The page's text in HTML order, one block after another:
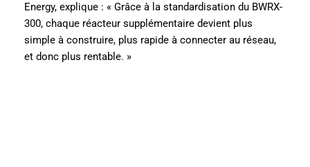
Energy, explique : « Grâce à la standardisation du BWRX-
300, chaque réacteur supplémentaire devient plus
simple à construire, plus rapide à connecter au réseau,
et donc plus rentable. »